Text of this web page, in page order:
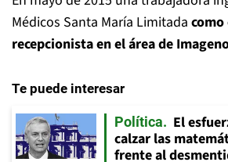
Médicos Santa María Limitada como
recepcionista en el área de
Te puede interesar
Política
El
calzar las
frente al